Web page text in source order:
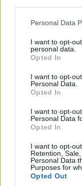
Please note that
not limited to your
grant or deny
use your data for
consent section.
Personal Data
I want to opt-
personal data.
Opted In
I want to opt-
Personal Data.
Opted In
I want to opt-
Personal Data
Opted In
I want to opt-
Retention,
Personal Data
Purposes for
Opted Out
ΚΟΣΜΟΣ
Πολιτικές
πυρετός για τα
6/08/2026 - 11:07πμ